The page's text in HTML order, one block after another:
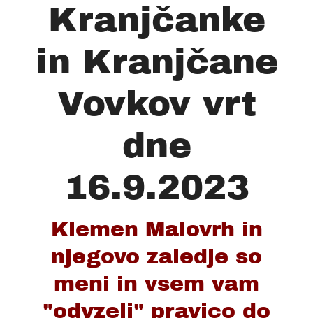
Kranjčanke
in Kranjčane
Vovkov vrt
dne
16.9.2023
Klemen Malovrh in
njegovo zaledje so
meni in vsem vam
"odvzeli" pravico do